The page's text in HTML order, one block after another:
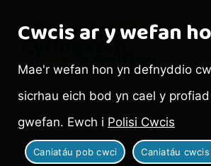
Cwcis ar y wefan
Mae'r wefan hon yn defnyddio
sicrhau eich bod yn cael y
gwefan. Ewch i Polisi Cwcis
Caniatáu pob cwci Caniatáu